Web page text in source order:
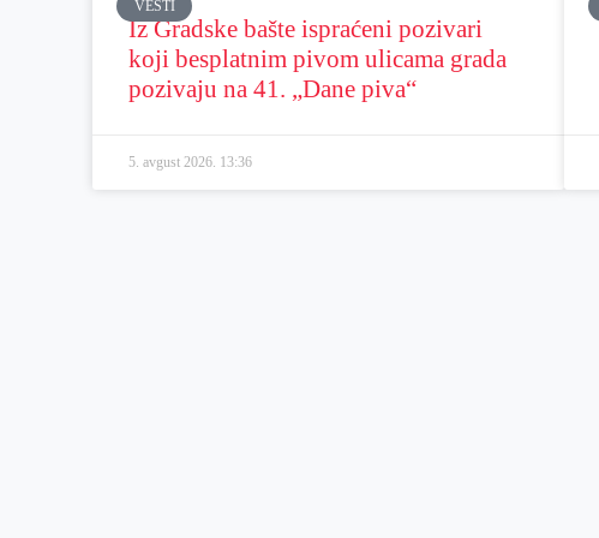
VESTI
Iz Gradske bašte ispraćeni pozivari
koji besplatnim pivom ulicama grada
pozivaju na 41. „Dane piva“
5. avgust 2026. 13:36